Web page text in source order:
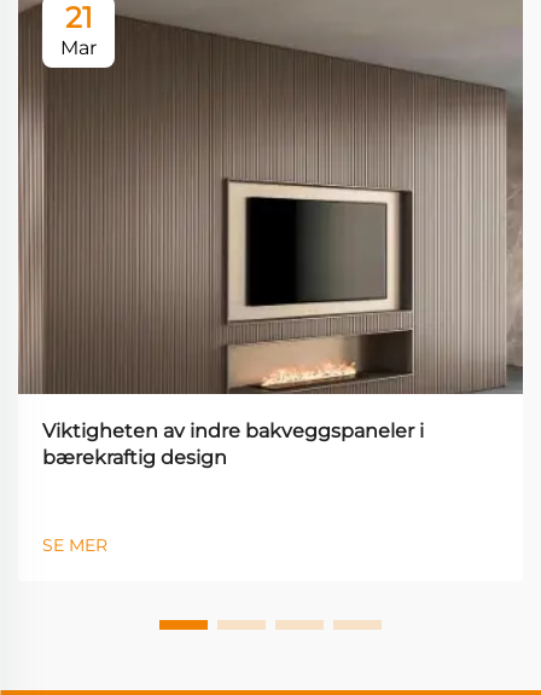
21
Mar
Viktigheten av indre bakveggspaneler i
bærekraftig design
SE MER